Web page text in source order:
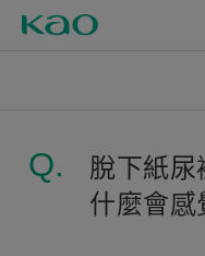
脫下紙尿
什麼會感